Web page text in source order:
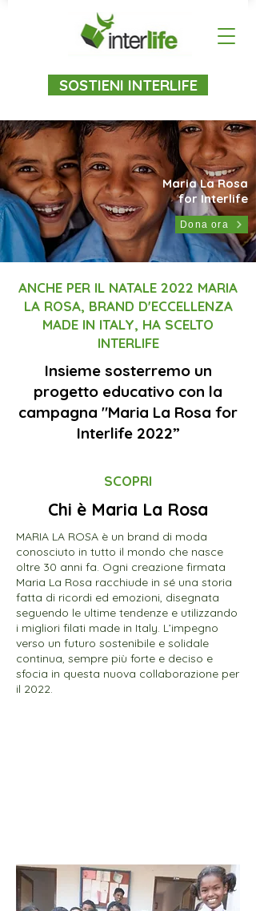
SOSTIENI INTERLIFE
Maria La Rosa
for Interlife
Dona ora
ANCHE PER IL NATALE 2022 MARIA
LA ROSA, BRAND D'ECCELLENZA
MADE IN ITALY, HA SCELTO
INTERLIFE
Insieme sosterremo un
progetto educativo con la
campagna "Maria La Rosa for
Interlife 2022”
SCOPRI
Chi è Maria La Rosa
MARIA LA ROSA è un brand di moda
conosciuto in tutto il mondo che nasce
oltre 30 anni fa. Ogni creazione firmata
Maria La Rosa racchiude in sé una storia
fatta di ricordi ed emozioni, disegnata
seguendo le ultime tendenze e utilizzando
i migliori filati made in Italy. L’impegno
verso un futuro sostenibile e solidale
continua, sempre più forte e deciso e
sfocia in questa nuova collaborazione per
il 2022.